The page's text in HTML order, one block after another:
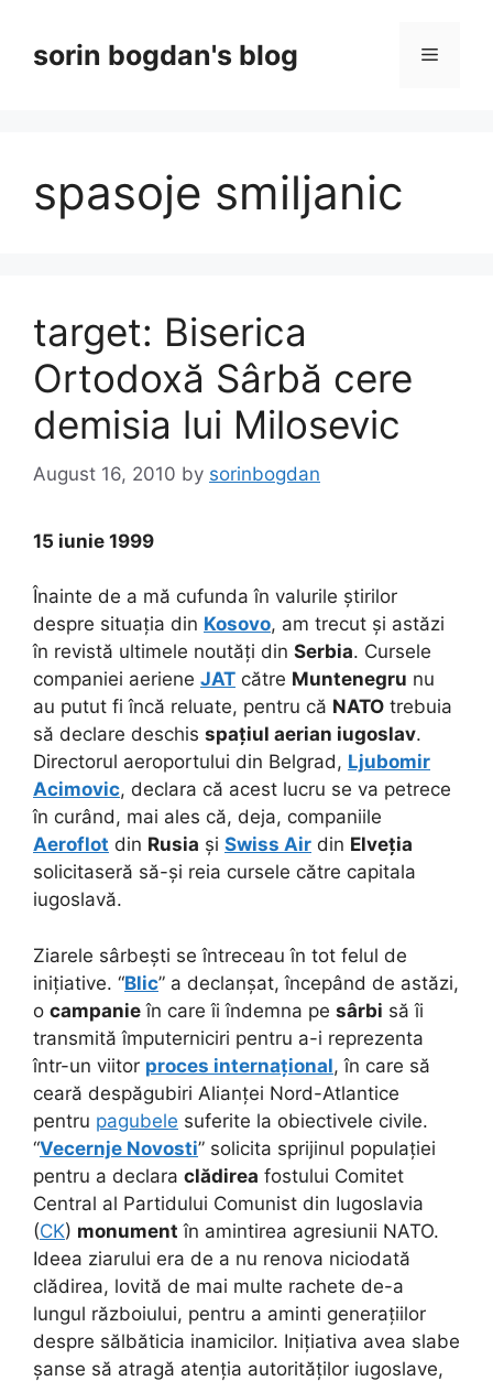
contentsorin bogdan's blog Menu
spasoje smiljanic
target: Biserica
Ortodoxă Sârbă cere
demisia lui Milosevic
August 16, 2010 by sorinbogdan
15 iunie 1999
Înainte de a mă cufunda în valurile știrilor
despre situația din Kosovo, am trecut și astăzi
în revistă ultimele noutăți din Serbia. Cursele
companiei aeriene JAT către Muntenegru nu
au putut fi încă reluate, pentru că NATO trebuia
să declare deschis spațiul aerian iugoslav.
Directorul aeroportului din Belgrad, Ljubomir
Acimovic, declara că acest lucru se va petrece
în curând, mai ales că, deja, companiile
Aeroflot din Rusia și Swiss Air din Elveția
solicitaseră să-și reia cursele către capitala
iugoslavă.
Ziarele sârbești se întreceau în tot felul de
inițiative. “Blic” a declanșat, începând de astăzi,
o campanie în care îi îndemna pe sârbi să îi
transmită împuterniciri pentru a-i reprezenta
într-un viitor proces internațional, în care să
ceară despăgubiri Alianței Nord-Atlantice
pentru pagubele suferite la obiectivele civile.
“Vecernje Novosti” solicita sprijinul populației
pentru a declara clădirea fostului Comitet
Central al Partidului Comunist din Iugoslavia
(CK) monument în amintirea agresiunii NATO.
Ideea ziarului era de a nu renova niciodată
clădirea, lovită de mai multe rachete de-a
lungul războiului, pentru a aminti generațiilor
despre sălbăticia inamicilor. Inițiativa avea slabe
șanse să atragă atenția autorităților iugoslave,